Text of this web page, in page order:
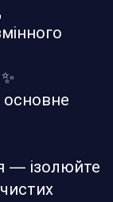
— ізолюйте